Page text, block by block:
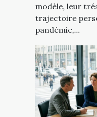
modèle, leur
trajectoire
pandémie,...